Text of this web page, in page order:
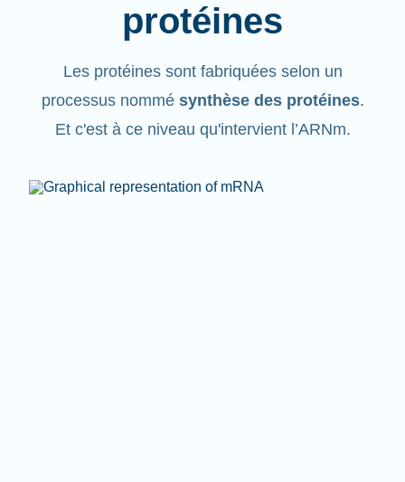
protéines
Les protéines sont fabriquées selon un
processus nommé synthèse des protéines.
Et c'est à ce niveau qu'intervient l’ARNm.